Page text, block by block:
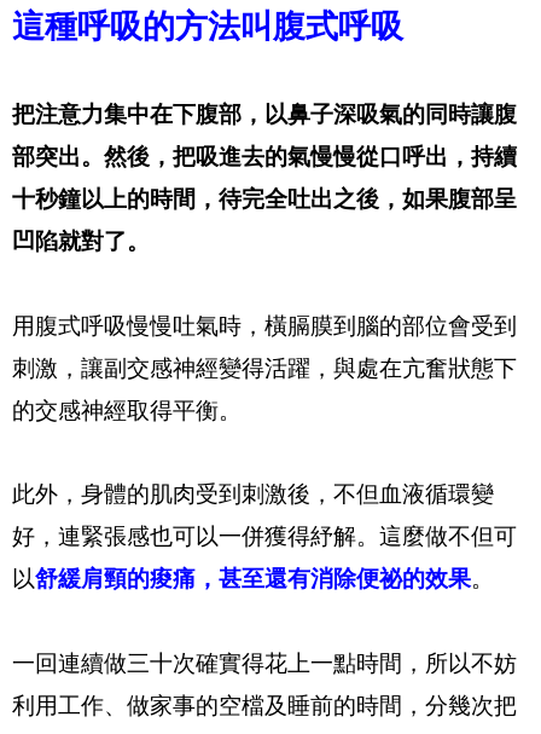
這種呼吸的方法叫腹式呼吸
把注意力集中在下腹部，以鼻子深吸氣的同時讓腹
部突出。然後，把吸進去的氣慢慢從口呼出，持續
十秒鐘以上的時間，待完全吐出之後，如果腹部呈
凹陷就對了。
用腹式呼吸慢慢吐氣時，橫膈膜到腦的部位會受到
刺激，讓副交感神經變得活躍，與處在亢奮狀態下
的交感神經取得平衡。
此外，身體的肌肉受到刺激後，不但血液循環變
好，連緊張感也可以一併獲得紓解。這麼做不但可
以舒緩肩頸的痠痛，甚至還有消除便祕的效果。
一回連續做三十次確實得花上一點時間，所以不妨
利用工作、做家事的空檔及睡前的時間，分幾次把